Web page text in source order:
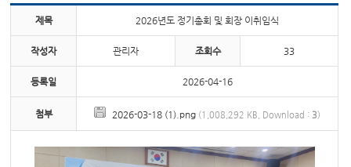
알림 마당
제목 2026년도 정기총회 및 회장 이취임식
작성자 관리자 조회수 33
등록일 2026-04-16
첨부 2026-03-18 (1).png (1,008,292 KB, Download : 3)